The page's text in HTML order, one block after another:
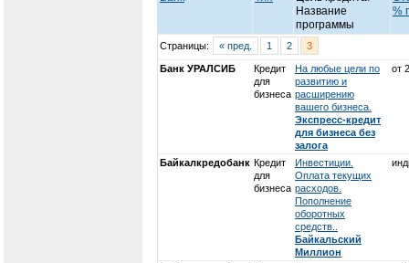
Название
программы
%
Страницы: « пред. 1 2 3
Банк УРАЛСИБ
Кредит
для
бизнеса
На любые цели по
развитию и
расширению
вашего бизнеса.
Экспресс-кредит
для бизнеса без
залога
от
Байкалкредобанк Кредит
для
бизнеса
Инвестиции.
Оплата текущих
расходов.
Пополнение
оборотных
средств..
Байкальский
Миллион